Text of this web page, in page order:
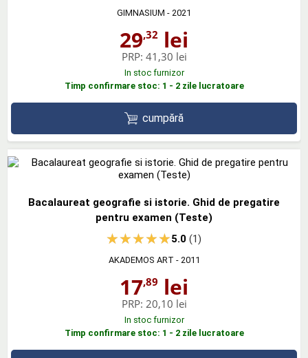
GIMNASIUM - 2021
29,32 lei
PRP: 41,30 lei
In stoc furnizor
Timp confirmare stoc: 1 - 2 zile lucratoare
cumpără
Bacalaureat geografie si istorie. Ghid de pregatire
pentru examen (Teste)
5.0(1)
AKADEMOS ART - 2011
17,89 lei
PRP: 20,10 lei
In stoc furnizor
Timp confirmare stoc: 1 - 2 zile lucratoare